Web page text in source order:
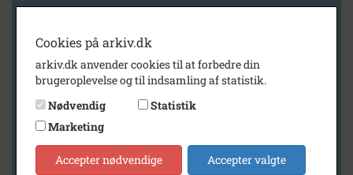
Arkiv
Stevns Lokalhistoriske Arkiv
Cookies på arkiv.dk
arkiv.dk anvender cookies til at forbedre din
brugeroplevelse og til indsamling af statistik.
Nødvendig
Statistik
Marketing
Accepter nødvendige Accepter valgte